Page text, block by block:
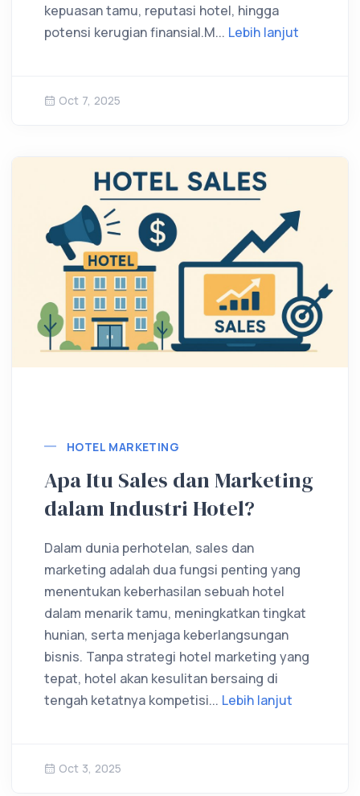
kepuasan tamu, reputasi hotel, hingga
potensi kerugian finansial.M... Lebih lanjut
Oct 7, 2025
HOTEL MARKETING
Apa Itu Sales dan Marketing
dalam Industri Hotel?
Dalam dunia perhotelan, sales dan
marketing adalah dua fungsi penting yang
menentukan keberhasilan sebuah hotel
dalam menarik tamu, meningkatkan tingkat
hunian, serta menjaga keberlangsungan
bisnis. Tanpa strategi hotel marketing yang
tepat, hotel akan kesulitan bersaing di
tengah ketatnya kompetisi... Lebih lanjut
Oct 3, 2025